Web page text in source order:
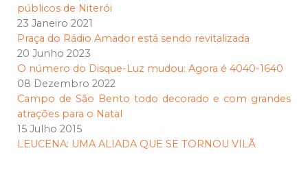
públicos de Niterói
23 Janeiro 2021
Praça do Rádio Amador está sendo revitalizada
20 Junho 2023
O número do Disque-Luz mudou: Agora é 4040-1640
08 Dezembro 2022
Campo de São Bento todo decorado e com grandes
atrações para o Natal
15 Julho 2015
LEUCENA: UMA ALIADA QUE SE TORNOU VILÃ